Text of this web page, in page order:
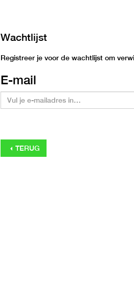
Wachtlijst
Registreer je voor de wachtlijst om
E-mail
TERUG